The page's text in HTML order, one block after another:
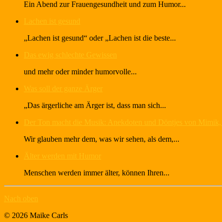
Ein Abend zur Frauengesundheit und zum Humor...
Lachen ist gesund
„Lachen ist gesund“ oder „Lachen ist die beste...
Das ewig schlechte Gewissen
und mehr oder minder humorvolle...
Was soll der ganze Ärger
„Das ärgerliche am Ärger ist, dass man sich...
Der Ton macht die Musik: Anekdoten und Döntjes von
Wir glauben mehr dem, was wir sehen, als dem,...
Älter werden mit Humor
Menschen werden immer älter, können Ihren...
Nach oben
© 2026 Maike Carls